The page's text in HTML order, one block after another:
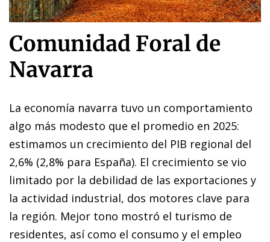
Comunidad Foral de
Navarra
La economía navarra tuvo un comportamiento
algo más modesto que el promedio en 2025:
estimamos un crecimiento del PIB regional del
2,6% (2,8% para España). El crecimiento se vio
limitado por la debilidad de las exportaciones y
la actividad industrial, dos motores clave para
la región. Mejor tono mostró el turismo de
residentes, así como el consumo y el empleo